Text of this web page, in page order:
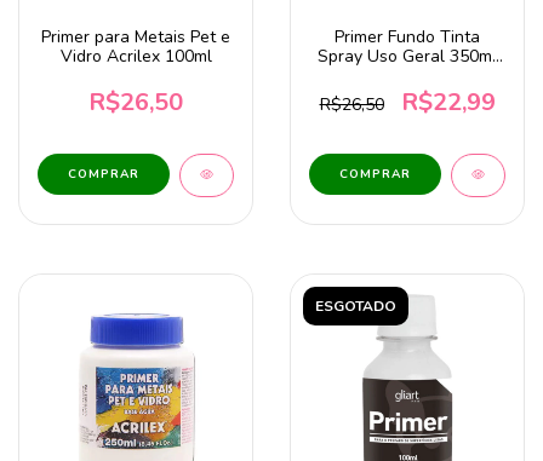
Primer para Metais Pet e
Vidro Acrilex 100ml
R$26,50
Primer Fundo Tinta
Spray Uso Geral 350ml
R$26,50
R$22,99
ESGOTADO